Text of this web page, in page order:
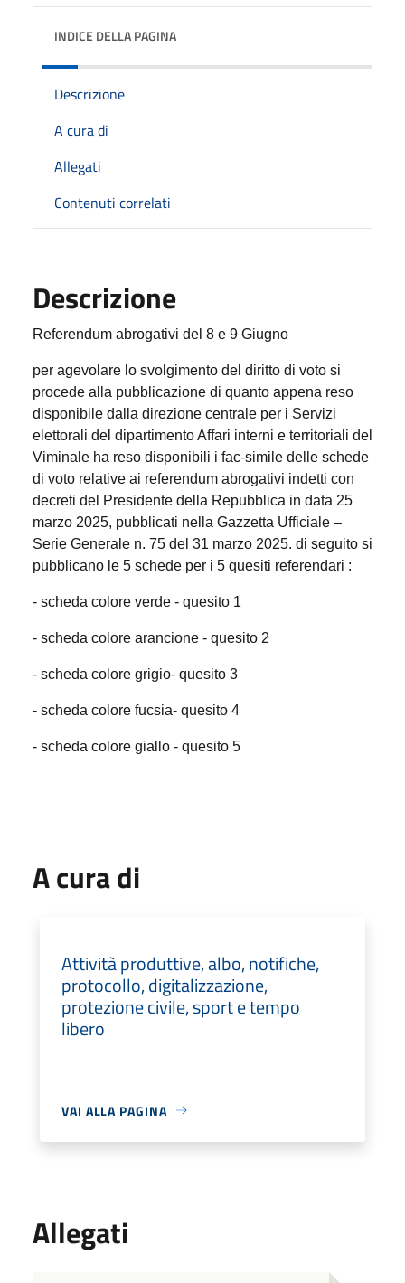
INDICE DELLA PAGINA
Descrizione
A cura di
Allegati
Contenuti correlati
Descrizione
Referendum abrogativi del 8 e 9 Giugno
per agevolare lo svolgimento del diritto di voto si
procede alla pubblicazione di quanto appena reso
disponibile dalla direzione centrale per i Servizi
elettorali del dipartimento Affari interni e territoriali del
Viminale ha reso disponibili i fac-simile delle schede
di voto relative ai referendum abrogativi indetti con
decreti del Presidente della Repubblica in data 25
marzo 2025, pubblicati nella Gazzetta Ufficiale –
Serie Generale n. 75 del 31 marzo 2025. di seguito si
pubblicano le 5 schede per i 5 quesiti referendari :
- scheda colore verde - quesito 1
- scheda colore arancione - quesito 2
- scheda colore grigio- quesito 3
- scheda colore fucsia- quesito 4
- scheda colore giallo - quesito 5
A cura di
Attività produttive, albo, notifiche,
protocollo, digitalizzazione,
protezione civile, sport e tempo
libero
VAI ALLA PAGINA
Allegati